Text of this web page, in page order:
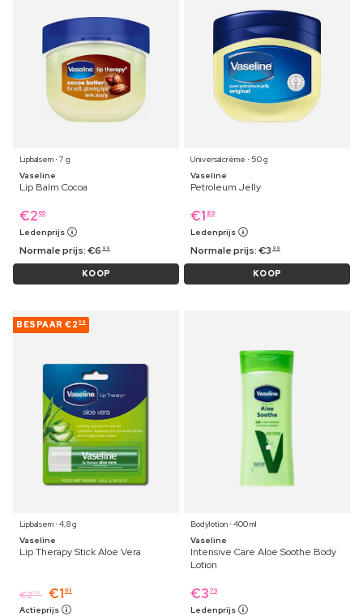
Lipbalsem ⋅ 7 g
Vaseline
Lip Balm Cocoa
€2 69
Ledenprijs
Normale prijs:€6 99
KOOP
Universalcrème ⋅ 50 g
Vaseline
Petroleum Jelly
€1 89
Ledenprijs
Normale prijs:€3 99
KOOP
BESPAAR €2 06
Lipbalsem ⋅ 4,8 g
Vaseline
Lip Therapy Stick Aloe Vera
€209 €1 93
Actieprijs
Bodylotion ⋅ 400 ml
Vaseline
Intensive Care Aloe Soothe Body
Lotion
€3 79
Ledenprijs